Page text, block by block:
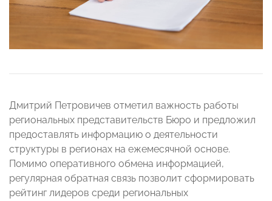
Дмитрий Петровичев отметил важность работы
региональных представительств Бюро и предложил
предоставлять информацию о деятельности
структуры в регионах на ежемесячной основе.
Помимо оперативного обмена информацией,
регулярная обратная связь позволит сформировать
рейтинг лидеров среди региональных